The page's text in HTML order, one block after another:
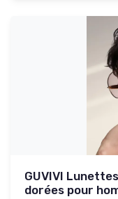
GUVIVI
dorées pour